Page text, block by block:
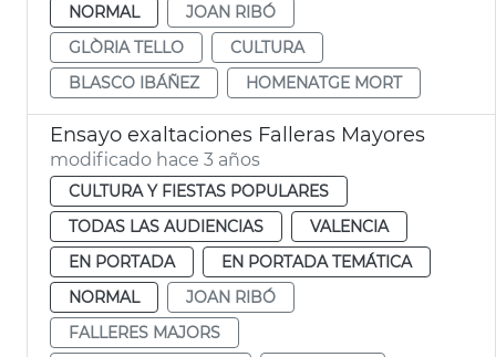
NORMAL
JOAN RIBÓ
GLÒRIA TELLO
CULTURA
BLASCO IBÁÑEZ
HOMENATGE MORT
Ensayo exaltaciones Falleras Mayores
modificado hace 3 años
CULTURA Y FIESTAS POPULARES
TODAS LAS AUDIENCIAS
VALENCIA
EN PORTADA
EN PORTADA TEMÁTICA
NORMAL
JOAN RIBÓ
FALLERES MAJORS